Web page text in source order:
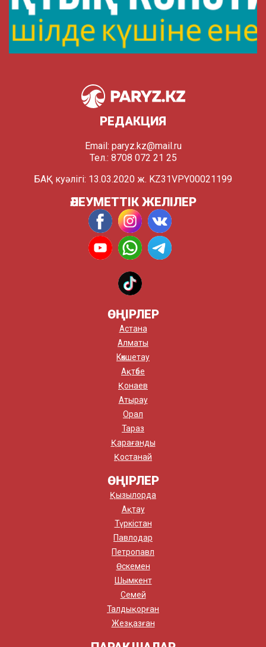
РЕДАКЦИЯ
Email: paryz.kz@mail.ru
Тел.: 8708 072 21 25
БАҚ куәлігі: 13.03.2020 ж. KZ31VPY00021199
ӘЛЕУМЕТТІК ЖЕЛІЛЕР
ӨҢІРЛЕР
Астана
Алматы
Көкшетау
Ақтөбе
Қонаев
Атырау
Орал
Тараз
Қарағанды
Қостанай
ӨҢІРЛЕР
Қызылорда
Ақтау
Түркістан
Павлодар
Петропавл
Өскемен
Шымкент
Семей
Талдықорған
Жезқазған